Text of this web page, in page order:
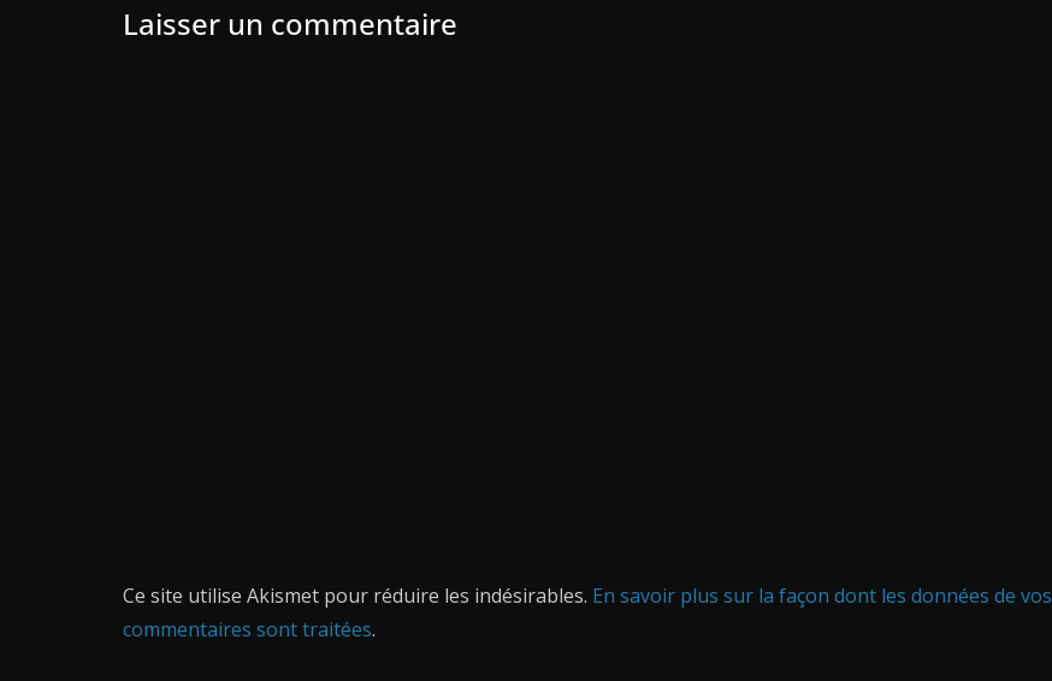
Laisser un commentaire
Ce site utilise Akismet pour réduire les indésirables. En savoir plus sur la façon dont les données de vos
commentaires sont traitées.